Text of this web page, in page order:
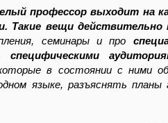
профессор выходит на
Такие вещи
семинары и про
в состоянии с ними
языке, разъяснять планы